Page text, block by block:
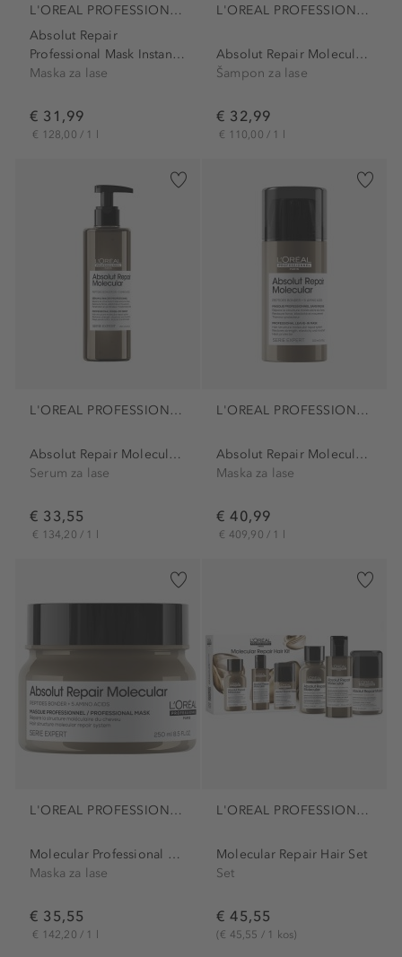
L'OREAL PROFESSIONNEL PARIS
Absolut Repair
Professional Mask Instant...
Maska za lase
€ 31,99
€ 128,00 / 1 l
L'OREAL PROFESSIONNEL PARIS
Absolut Repair Molecular...
Šampon za lase
€ 32,99
€ 110,00 / 1 l
L'OREAL PROFESSIONNEL PARIS
Absolut Repair Molecular Serum
Serum za lase
€ 33,55
€ 134,20 / 1 l
L'OREAL PROFESSIONNEL PARIS
Absolut Repair Molecular...
Maska za lase
€ 40,99
€ 409,90 / 1 l
L'OREAL PROFESSIONNEL PARIS
Molecular Professional Mask
Maska za lase
€ 35,55
€ 142,20 / 1 l
L'OREAL PROFESSIONNEL PARIS
Molecular Repair Hair Set
Set
€ 45,55
(€ 45,55 / 1 kos)